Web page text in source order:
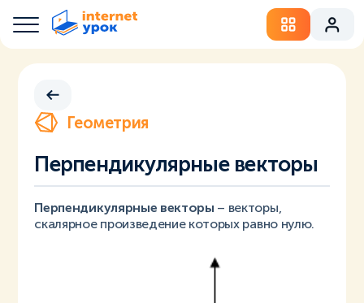
Геометрия
Перпендикулярные векторы
Перпендикулярные векторы – векторы,
скалярное произведение которых равно нулю.